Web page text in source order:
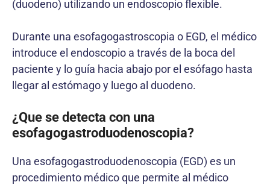
(duodeno) utilizando un endoscopio flexible.
Durante una esofagogastroscopia o EGD, el médico
introduce el endoscopio a través de la boca del
paciente y lo guía hacia abajo por el esófago hasta
llegar al estómago y luego al duodeno.
¿Que se detecta con una
esofagogastroduodenoscopia?
Una esofagogastroduodenoscopia (EGD) es un
procedimiento médico que permite al médico